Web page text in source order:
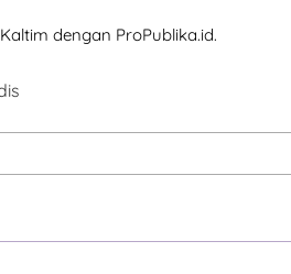
dengan ProPublika.id.